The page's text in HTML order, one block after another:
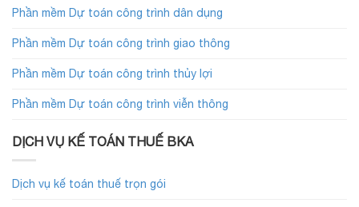
Phần mềm Dự toán công trình dân dụng
Phần mềm Dự toán công trình giao thông
Phần mềm Dự toán công trình thủy lợi
Phần mềm Dự toán công trình viễn thông
DỊCH VỤ KẾ TOÁN THUẾ BKA
Dịch vụ kế toán thuế trọn gói